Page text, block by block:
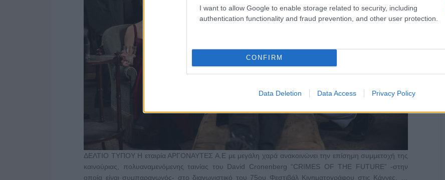
I want to allow Google to enable storage related to security, including
authentication functionality and fraud prevention, and other user protection.
CONFIRM
Data Deletion Data Access Privacy Policy
ΔΕΛΤΙΟ ΤΥΠΟΥ Η εταιρία ΑΡΓΟΝΑΥΤΕΣ Α.Ε με μεγάλη χαρά ανακοινώνει την επίσημη συμμετοχή της
καινούριας, πολυαναμενόμενης ταινίας του David Cronenberg “CRIMES OF THE FUTURE” -στην
οποία είναι συμπαραγωγός- στο διαγωνιστικό του 75ου Φεστιβάλ Κινηματογράφου στις Κάννες. …